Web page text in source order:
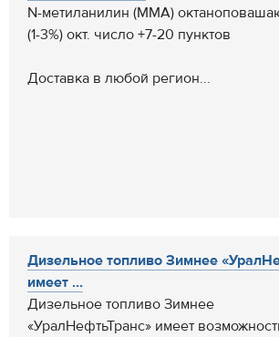
N-метиланилин (ММА)
(1-3%) окт. число +7-20 пунктов
Доставка в любой регион...
Дизельное топливо Зимнее
имеет ...
Дизельное топливо Зимнее
«УралНефтьТранс» имеет